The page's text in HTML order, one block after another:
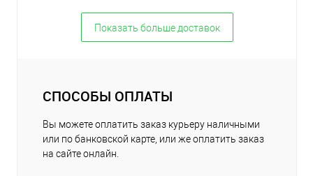
Показать больше доставок
СПОСОБЫ ОПЛАТЫ
Вы можете оплатить заказ курьеру наличными
или по банковской карте, или же оплатить заказ
на сайте онлайн.